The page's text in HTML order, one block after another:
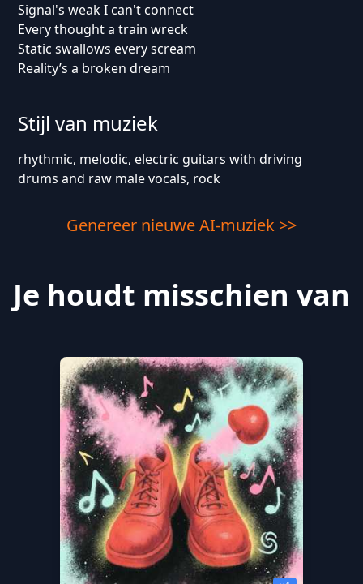
Signal's weak I can't connect
Every thought a train wreck
Static swallows every scream
Reality’s a broken dream
Stijl van muziek
rhythmic, melodic, electric guitars with driving
drums and raw male vocals, rock
Genereer nieuwe AI-muziek >>
Je houdt misschien van